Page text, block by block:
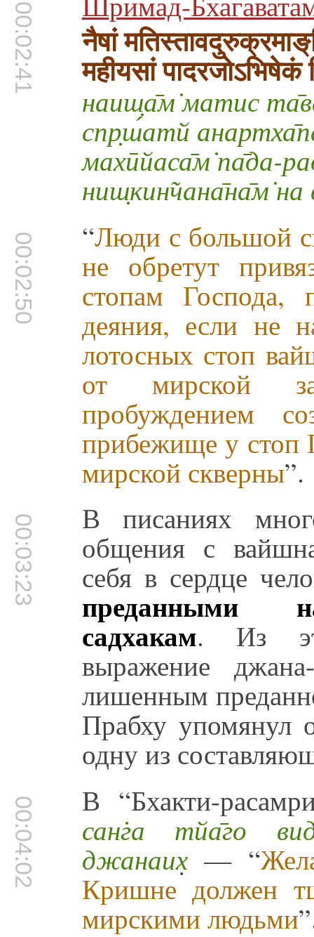
00:02:41
नैषां
महीयसां
наиш̣а̄м̇ матис
спр̣ш́атй
махӣйаса̄м̇ па̄да-
ниш̣кин̃чана̄на̄м̇
00:02:50 “Люди с большой
не обретут
стопам Господа,
деяния, если не
лотосных стоп
от мирской
пробуждением
прибежище у стоп
мирской скверны”.
00:03:23 В писаниях
общения с
себя в сердце
преданными
садхакам. Из
выражение
лишенным
Прабху упомянул
одну из
00:04:02 В “Бхакти-
сан̇га тйа̄го
джанаих̣ — “
Кришне должен
мирскими людьми